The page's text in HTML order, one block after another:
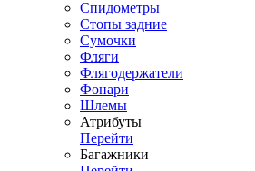
Спидометры
Стопы задние
Сумочки
Фляги
Флягодержатели
Фонари
Шлемы
Атрибуты
Перейти
Багажники